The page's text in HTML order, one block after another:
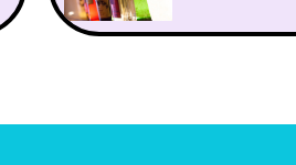
ドリンクメニ